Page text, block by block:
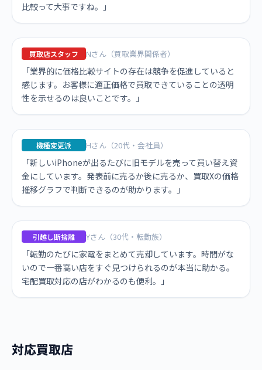
比較って大事ですね。」
買取店スタッフ Nさん（買取業界関係者）
「業界的に価格比較サイトの存在は競争を促進していると
感じます。お客様に適正価格で買取できていることの透明
性を示せるのは良いことです。」
機種変更派 Hさん（20代・会社員）
「新しいiPhoneが出るたびに旧モデルを売って買い替え資
金にしています。発表前に売るか後に売るか、買取Xの価格
推移グラフで判断できるのが助かります。」
引越し断捨離 Yさん（30代・転勤族）
「転勤のたびに家電をまとめて売却しています。時間がな
いので一番高い店をすぐ見つけられるのが本当に助かる。
宅配買取対応の店がわかるのも便利。」
対応買取店